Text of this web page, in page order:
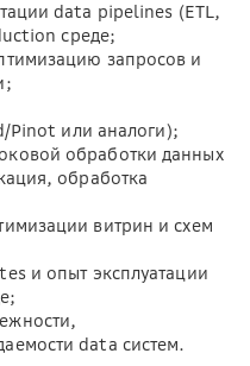
data pipelines (ETL,
среде;
запросов и
Pinot или аналоги);
обработки данных
обработка
витрин и схем
и опыт эксплуатации
data систем.